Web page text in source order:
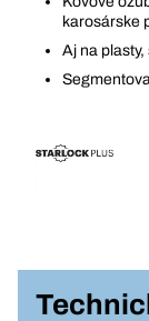
karosárske
Aj na